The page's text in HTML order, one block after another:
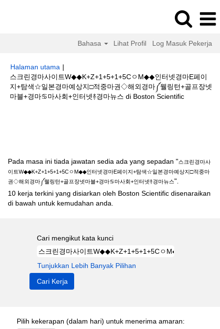
Bahasa Lihat Profil Log Masuk Pekerja
Halaman utama |
스크린경마사이트W◆◆K+Z+1+5+1+5CㅇM◆◆인터넷경마E페이
지+탐색☆일본경마예상지□적중마권◇해외경마༼웰링턴+골프장넷
마블+경마♋마사회+인터넷࿈경마뉴스 di Boston Scientific(halaman
Pada masa ini tiada jawatan sedia ada yang sepadan "스크린경마사
이트W◆◆K+Z+1+5+1+5CㅇM◆◆인터넷경마E페이지+탐색☆일본경마예상지□적중마
권◇해외경마༼웰링턴+골프장넷마블+경마♋마사회+인터넷࿈경마뉴스".
10 kerja terkini yang disiarkan oleh Boston Scientific disenaraikan
di bawah untuk kemudahan anda.
Cari mengikut kata kunci
Tunjukkan Lebih Banyak Pilihan
Pilih kekerapan (dalam hari) untuk menerima amaran: